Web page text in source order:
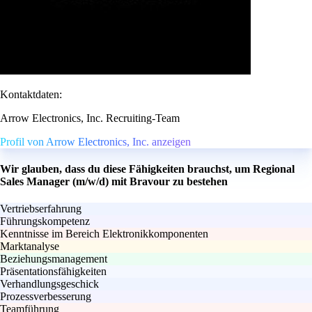
Kontaktdaten:
Arrow Electronics, Inc. Recruiting-Team
Profil von Arrow Electronics, Inc. anzeigen
Wir glauben, dass du diese Fähigkeiten brauchst, um Regional
Sales Manager (m/w/d) mit Bravour zu bestehen
Vertriebserfahrung
Führungskompetenz
Kenntnisse im Bereich Elektronikkomponenten
Marktanalyse
Beziehungsmanagement
Präsentationsfähigkeiten
Verhandlungsgeschick
Prozessverbesserung
Teamführung